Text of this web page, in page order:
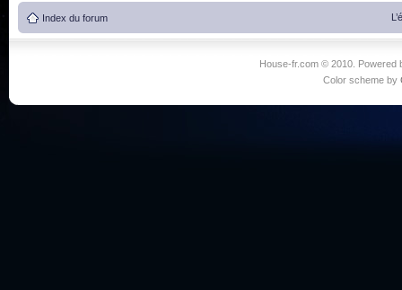
Index du forum
House-fr.com © 2010. Powered
Color scheme by